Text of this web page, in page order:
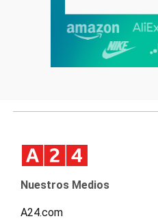
Nuestros Medios
A24.com